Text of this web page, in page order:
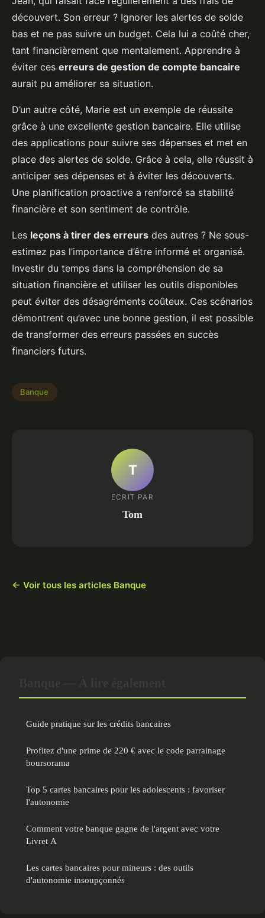
découvert. Son erreur ? Ignorer les alertes de solde
bas et ne pas suivre un budget. Cela lui a coûté cher,
tant financièrement que mentalement. Apprendre à
éviter ces erreurs de gestion de compte bancaire
aurait pu améliorer sa situation.
D’un autre côté, Marie est un exemple de réussite
grâce à une excellente gestion bancaire. Elle utilise
des applications pour suivre ses dépenses et met en
place des alertes de solde. Grâce à cela, elle réussit à
anticiper ses dépenses et à éviter les découverts.
Une planification proactive a renforcé sa stabilité
financière et son sentiment de contrôle.
Les leçons à tirer des erreurs des autres ? Ne sous-
estimez pas l’importance d’être informé et organisé.
Investir du temps dans la compréhension de sa
situation financière et utiliser les outils disponibles
peut éviter des désagréments coûteux. Ces scénarios
démontrent qu’avec une bonne gestion, il est possible
de transformer des erreurs passées en succès
financiers futurs.
Banque
T
ECRIT PAR
Tom
← Voir tous les articles Banque
Guide pratique sur les crédits bancaires
Profitez d'une prime de 220 € avec le code parrainage
boursorama
Top 5 cartes bancaires pour les adolescents : favoriser
l'autonomie
Comment votre banque gagne de l'argent avec votre
Livret A
Les cartes bancaires pour mineurs : des outils
d'autonomie insoupçonnés